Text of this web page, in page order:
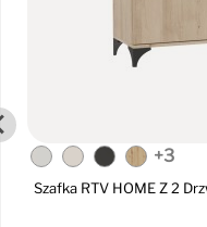
+3
Szafka RTV HOME Z 2